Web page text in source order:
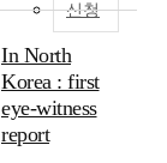
신청
In North
Korea : first
eye-witness
report